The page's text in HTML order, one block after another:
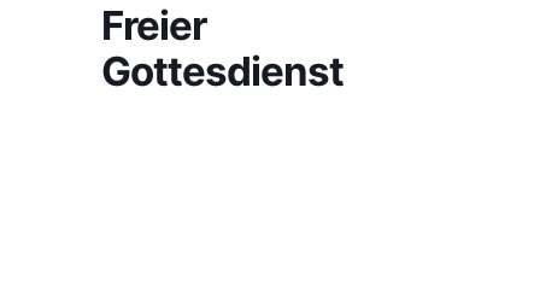
Freier
Gottesdienst